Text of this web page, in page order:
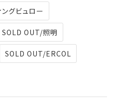
グビュロー
SOLD OUT/照明
SOLD OUT/ERCOL